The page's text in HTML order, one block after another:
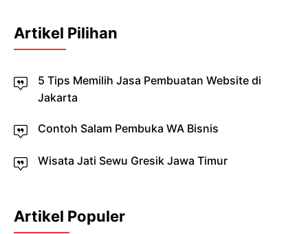
Artikel Pilihan
5 Tips Memilih Jasa Pembuatan Website di
Jakarta
Contoh Salam Pembuka WA Bisnis
Wisata Jati Sewu Gresik Jawa Timur
Artikel Populer